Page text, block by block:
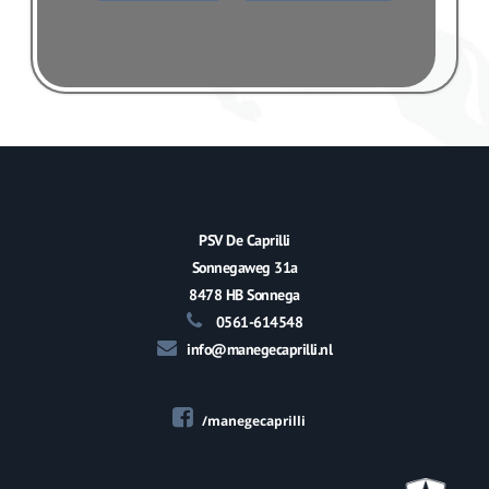
PSV De Caprilli
Sonnegaweg 31a
8478 HB Sonnega
0561-614548
info@manegecaprilli.nl
/manegecaprilli